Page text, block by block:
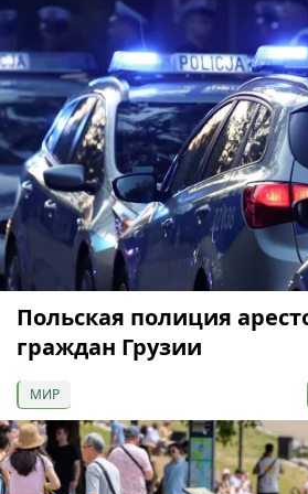
Польская полиция
граждан Грузии
МИР